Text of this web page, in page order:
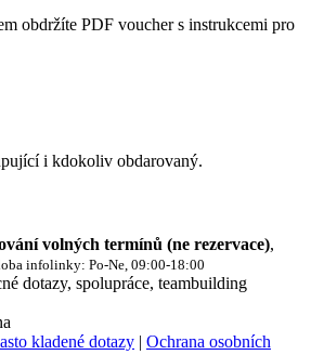
obdržíte PDF voucher s instrukcemi pro
i kdokoliv obdarovaný.
volných termínů (ne rezervace),
infolinky: Po-Ne, 09:00-18:00
dotazy, spolupráce, teambuilding
kladené dotazy | Ochrana osobních